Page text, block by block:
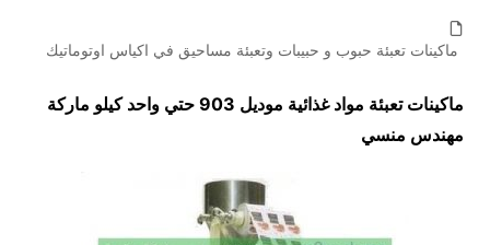
ماكينات تعبئة حبوب و حبيبات وتعبئة مساحيق في اكياس اوتوماتيك
ماكينات تعبئة مواد غذائية موديل 903 حتي واحد كيلو ماركة
مهندس منسي